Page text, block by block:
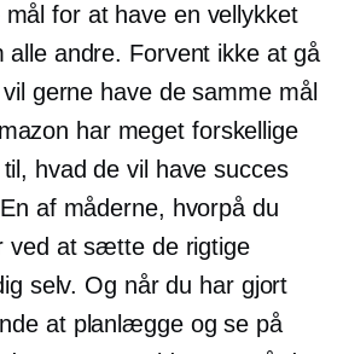
for at have en vellykket
alle andre. Forvent ikke at gå
gerne have de samme mål
har meget forskellige
hvad de vil have succes
af måderne, hvorpå du
ved at sætte de rigtige
selv. Og når du har gjort
at planlægge og se på